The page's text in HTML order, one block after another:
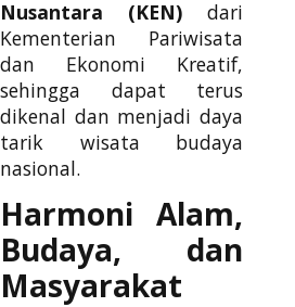
Nusantara (KEN) dari
Kementerian Pariwisata
dan Ekonomi Kreatif,
sehingga dapat terus
dikenal dan menjadi daya
tarik wisata budaya
nasional.
Harmoni Alam,
Budaya, dan
Masyarakat